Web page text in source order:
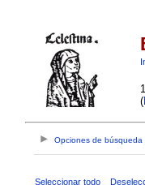
(
Opciones de búsqueda
Seleccionar todo